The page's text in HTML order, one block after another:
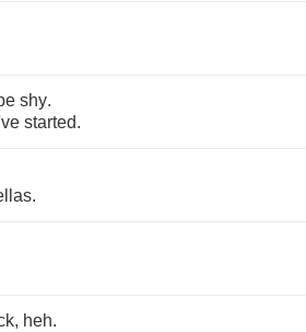
shy.
started.
.
, heh.